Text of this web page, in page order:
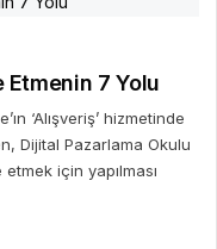
Etmenin 7 Yolu
‘Alışveriş’ hizmetinde
Dijital Pazarlama Okulu
için yapılması